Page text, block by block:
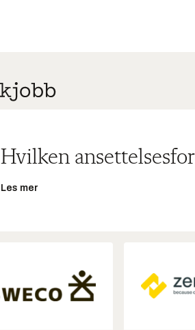
Hvilken
Les mer